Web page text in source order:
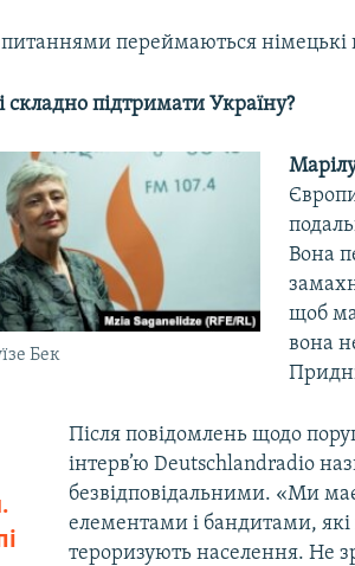
переймаються німецькі
складно підтримати Україну?
Бек
Вона
щоб
вона
Після повідомлень щодо
інтерв’ю Deutschlandradio
безвідповідальними. «Ми
елементами і бандитами, які
тероризують населення. Не